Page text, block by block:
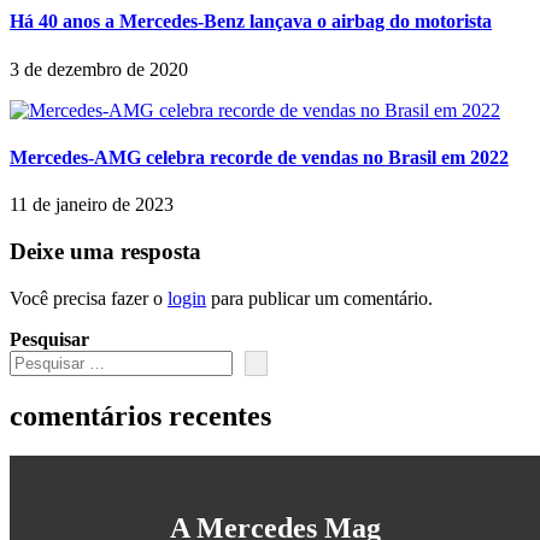
Há 40 anos a Mercedes-Benz lançava o airbag do motorista
3 de dezembro de 2020
Mercedes-AMG celebra recorde de vendas no Brasil em 2022
11 de janeiro de 2023
Deixe uma resposta
Você precisa fazer o login para publicar um comentário.
Pesquisar
comentários recentes
A Mercedes Mag